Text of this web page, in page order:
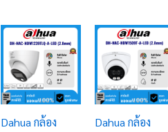
Dahua กล้อง
Dahua กล้อง